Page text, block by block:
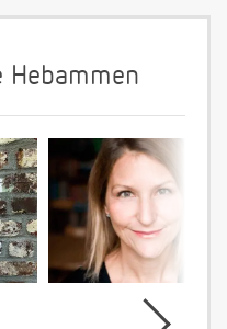
Hebammen